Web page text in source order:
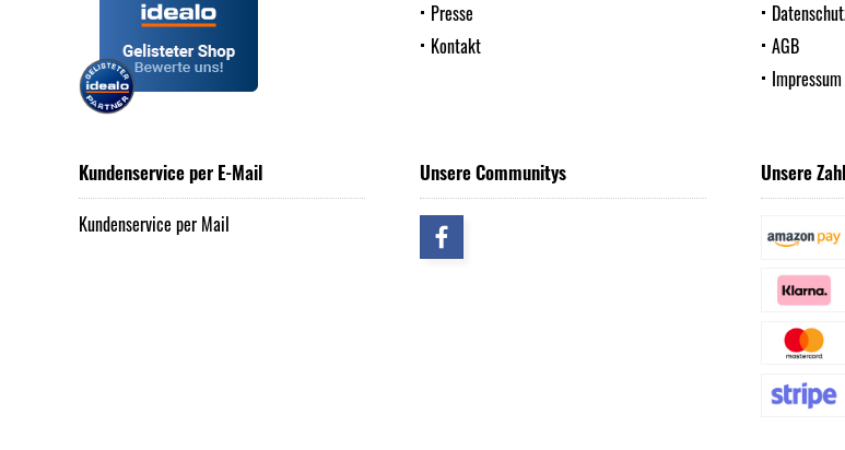
Presse
Kontakt
AGB
Impressum
Kundenservice per E-Mail
Kundenservice per Mail
Unsere Communitys Unsere